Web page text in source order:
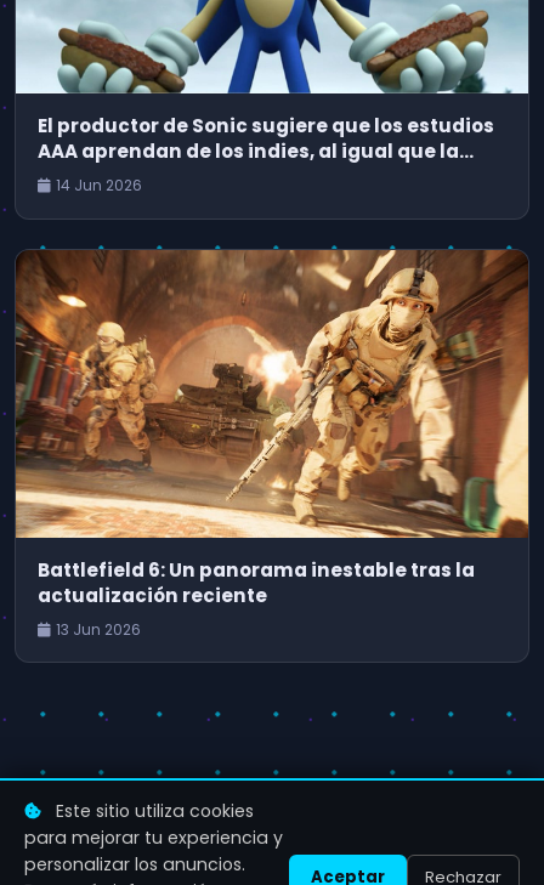
El productor de Sonic sugiere que los estudios
AAA aprendan de los indies, al igual que la
industria del cine debería tomar notas de
14 Jun 2026
Battlefield 6: Un panorama inestable tras la
actualización reciente
13 Jun 2026
Este sitio utiliza cookies
para mejorar tu experiencia y
personalizar los anuncios.
Aceptar Rechazar